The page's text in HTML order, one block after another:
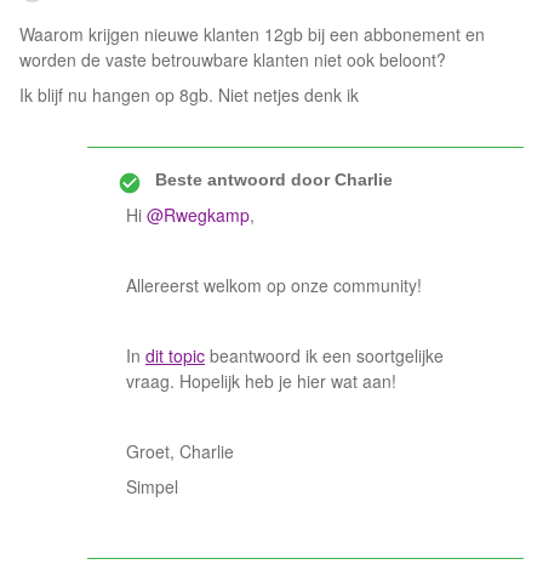
Waarom krijgen nieuwe klanten 12gb bij een abbonement en
worden de vaste betrouwbare klanten niet ook beloont?
Ik blijf nu hangen op 8gb. Niet netjes denk ik
Beste antwoord doorCharlie
Hi @Rwegkamp,
Allereerst welkom op onze community!
In dit topic beantwoord ik een soortgelijke
vraag. Hopelijk heb je hier wat aan!
Groet, Charlie
Simpel